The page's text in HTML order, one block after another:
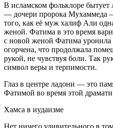
В исламском фольклоре
— дочери пророка Мухаммеда
того, как её муж халиф Али
женой. Фатима в это время
с новой женой Фатима
огорчена, что продолжала
рукой, не чувствуя боли. Так
символ веры и терпимости.
Глаз в центре ладони — это
Фатимой во время этой
Хамса в иудаизме
Нет ничего удивительного в